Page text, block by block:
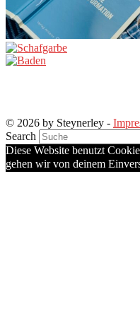
© 2026 by Steynerley -
Search
Diese Website benutzt
gehen wir von deinem